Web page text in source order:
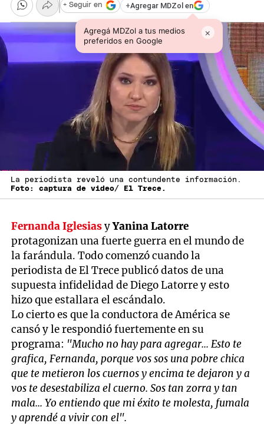
+Agregar MDZol en
Agregá MDZol a tus medios
preferidos en Google
×
+ Seguir en
La periodista reveló una contundente información.
Foto: captura de video/ El Trece.
Fernanda IglesiasyYanina Latorre
protagonizan una fuerte guerra en el mundo de
la farándula. Todo comenzó cuando la
periodista de El Trece publicó datos de una
supuesta infidelidad de Diego Latorre y esto
hizo que estallara el escándalo.
Lo cierto es que la conductora de América se
cansó y le respondió fuertemente en su
programa: "Mucho no hay para agregar... Esto te
grafica, Fernanda, porque vos sos una pobre chica
que te metieron los cuernos y encima te dejaron y a
vos te desestabiliza el cuerno. Sos tan zorra y tan
mala... Yo entiendo que mi éxito te molesta, fumala
y aprendé a vivir con el".